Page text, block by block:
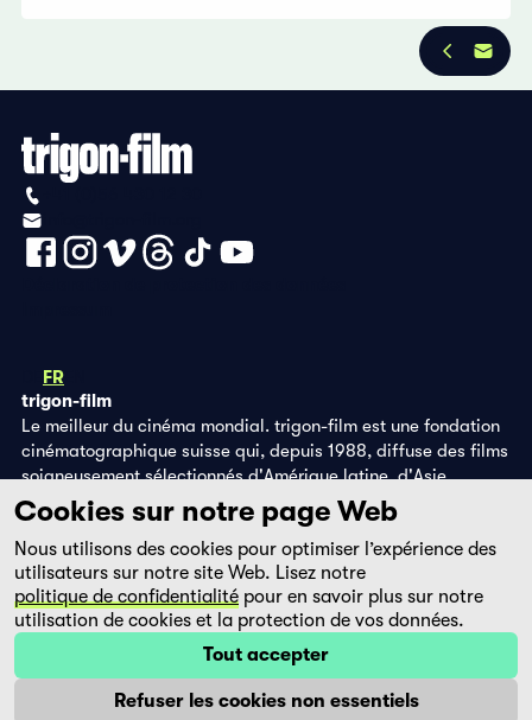
FR
trigon-film
Le meilleur du cinéma mondial. trigon-film est une fondation
cinématographique suisse qui, depuis 1988, diffuse des films
soigneusement sélectionnés d'Amérique latine, d'Asie,
d'Afrique et d'Europe de l'Est, dans les salles de cinéma,
grâce à ses propres éditions DVD et sur la plateforme de
streaming filmingo.
Cookies sur notre page Web
Nous utilisons des cookies pour optimiser l’expérience des
utilisateurs sur notre site Web. Lisez notre
politique de confidentialité pour en savoir plus sur notre
utilisation de cookies et la protection de vos données.
Tout accepter
Refuser les cookies non essentiels